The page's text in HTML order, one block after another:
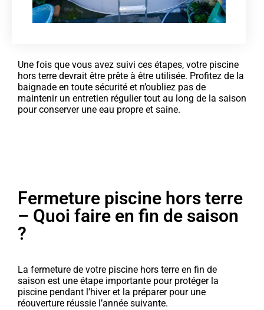
Une fois que vous avez suivi ces étapes, votre piscine
hors terre devrait être prête à être utilisée. Profitez de la
baignade en toute sécurité et n’oubliez pas de
maintenir un entretien régulier tout au long de la saison
pour conserver une eau propre et saine.
Fermeture piscine hors terre
– Quoi faire en fin de saison
?
La fermeture de votre piscine hors terre en fin de
saison est une étape importante pour protéger la
piscine pendant l’hiver et la préparer pour une
réouverture réussie l’année suivante.